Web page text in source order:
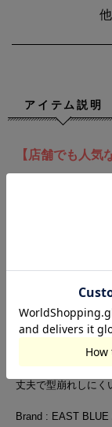
アイテム説明
【店舗でも人気
キャッチーなモチ
1枚着るだけでこな
長いシーズン活躍
○スタイリング
ストレッチパンツ
通園・通学にも使い
○生地感
柔らかい肌触りの
夏は涼しく冬は暖か
丈夫で型崩れしにく
Brand : EAST